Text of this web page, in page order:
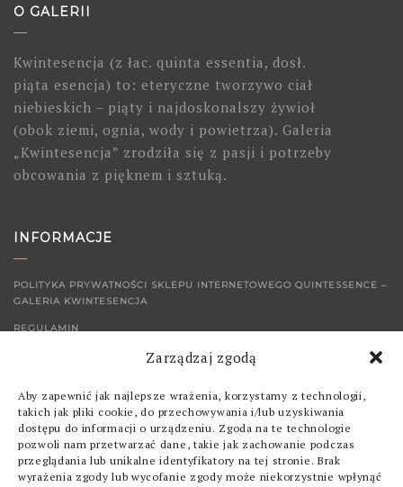
Zarządzaj zgodą
Aby zapewnić jak najlepsze wrażenia, korzystamy z technologii,
takich jak pliki cookie, do przechowywania i/lub uzyskiwania
dostępu do informacji o urządzeniu. Zgoda na te technologie
pozwoli nam przetwarzać dane, takie jak zachowanie podczas
przeglądania lub unikalne identyfikatory na tej stronie. Brak
wyrażenia zgody lub wycofanie zgody może niekorzystnie wpłynąć
O GALERII
Kwintesencja (z łac. quinta essentia, dosł.
piąta esencja) to: eteryczne tworzywo ciał
niebieskich – piąty i najdoskonalszy żywioł
(obok ziemi, ognia, wody i powietrza). Galeria
„Kwintesencja” zrodziła się z pasji i potrzeby
obcowania z pięknem i sztuką.
INFORMACJE
POLITYKA PRYWATNOŚCI SKLEPU INTERNETOWEGO QUINTESSENCE –
GALERIA KWINTESENCJA
REGULAMIN
SKLEP
OBRAZY
GRAFIKI